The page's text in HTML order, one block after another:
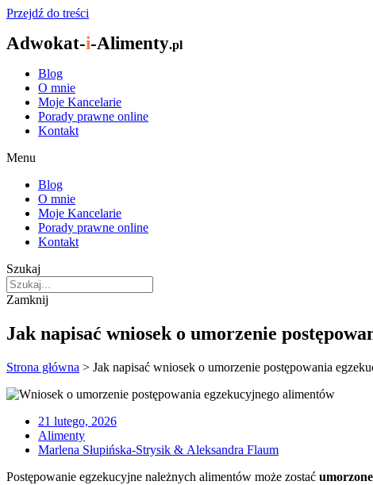
Przejdź do treści
Adwokat-i-Alimenty.pl
Blog
O mnie
Moje Kancelarie
Porady prawne online
Kontakt
Menu
Blog
O mnie
Moje Kancelarie
Porady prawne online
Kontakt
Szukaj
Zamknij
Jak napisać wniosek o umorzenie
Strona główna > Jak napisać wniosek o umorzenie postępowania
21 lutego, 2026
Alimenty
Marlena Słupińska-Strysik & Aleksandra Flaum
Postępowanie egzekucyjne należnych alimentów może zostać umorzone